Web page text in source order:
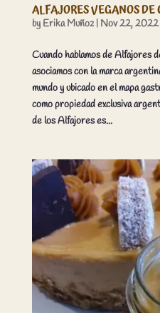
ALFAJORES VEGANOS DE
by Erika Muñoz| Nov 22, 2022
Cuando hablamos de Alfajores
asociamos con la marca
mundo y ubicado en el mapa
como propiedad exclusiva
de los Alfajores es...